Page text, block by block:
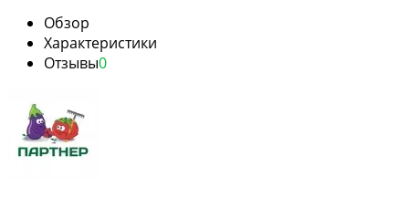
Обзор
Характеристики
Отзывы0